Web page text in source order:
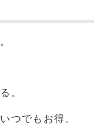
。
つでもお得。